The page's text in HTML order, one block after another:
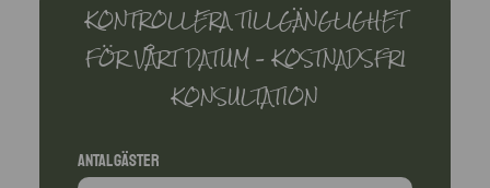
KONTROLLERA TILLGÄNGLIGHET
FÖR VÅRT DATUM – KOSTNADSFRI
KONSULTATION
Antal gäster